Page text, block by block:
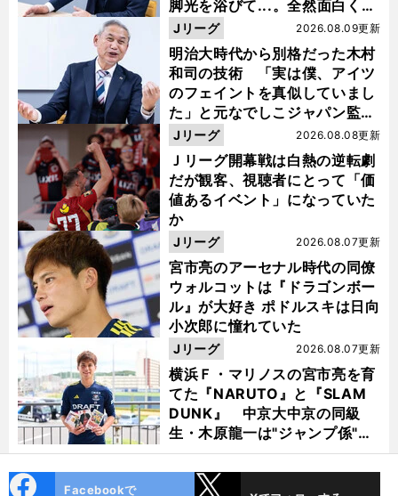
脚光を浴びて...。全然面白くな
い４年間でした」
明治大時代から別格だった木村
和司の技術 「実は僕、アイツ
のフェイントを真似していまし
た」と元なでしこジャパン監
督・佐々木則夫
2026.08.09更新
Jリーグ
Ｊリーグ開幕戦は白熱の逆転劇
だが観客、視聴者にとって「価
値あるイベント」になっていた
か
2026.08.08更新
Jリーグ
宮市亮のアーセナル時代の同僚
ウォルコットは『ドラゴンボー
ル』が大好き ポドルスキは日向
小次郎に憧れていた
2026.08.07更新
Jリーグ
横浜Ｆ・マリノスの宮市亮を育
てた『NARUTO』と『SLAM
DUNK』 中京大中京の同級
生・木原龍一は"ジャンプ係"だ
った
2026.08.07更新
Jリーグ
Facebookで